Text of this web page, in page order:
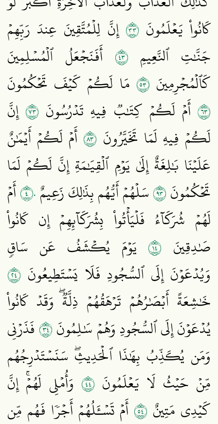
كَانُواْ يَعۡلَمُونَ ٣٣ إِنَّ لِلۡمُتَّقِينَ عِندَ رَبِّهِمۡ
جَنَّٰتِ ٱلنَّعِيمِ ٣٤ أَفَنَجۡعَلُ ٱلۡمُسۡلِمِينَ
كَٱلۡمُجۡرِمِينَ ٣٥ مَا لَكُمۡ كَيۡفَ تَحۡكُمُونَ
٣٦أَمۡ لَكُمۡ كِتَٰبٞ فِيهِ تَدۡرُسُونَ ٣٧ إِنَّ
لَكُمۡ فِيهِ لَمَا تَخَيَّرُونَ ٣٨ أَمۡ لَكُمۡ أَيۡمَٰنٌ
عَلَيۡنَا بَٰلِغَةٌ إِلَىٰ يَوۡمِ ٱلۡقِيَٰمَةِ إِنَّ لَكُمۡ لَمَا
تَحۡكُمُونَ٣٩سَلۡهُمۡ أَيُّهُم بِذَٰلِكَ زَعِيمٌ٤٠أَمۡ
لَهُمۡ شُرَكَآءُ فَلۡيَأۡتُواْ بِشُرَكَآئِهِمۡ إِن كَانُواْ
صَٰدِقِينَ ٤١ يَوۡمَ يُكۡشَفُ عَن سَاقٖ
وَيُدۡعَوۡنَ إِلَى ٱلسُّجُودِ فَلَا يَسۡتَطِيعُونَ ٤٢
خَٰشِعَةً أَبۡصَٰرُهُمۡ تَرۡهَقُهُمۡ ذِلَّةٞۖ وَقَدۡ كَانُواْ
يُدۡعَوۡنَ إِلَى ٱلسُّجُودِ وَهُمۡ سَٰلِمُونَ٤٣فَذَرۡنِي
وَمَن يُكَذِّبُ بِهَٰذَا ٱلۡحَدِيثِۖ سَنَسۡتَدۡرِجُهُم
مِّنۡ حَيۡثُ لَا يَعۡلَمُونَ ٤٤ وَأُمۡلِي لَهُمۡۚ إِنَّ
كَيۡدِي مَتِينٌ ٤٥ أَمۡ تَسۡـَٔلُهُمۡ أَجۡرٗا فَهُم مِّن